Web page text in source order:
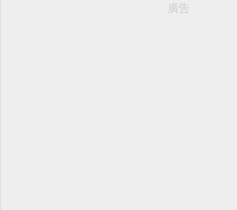
廣告